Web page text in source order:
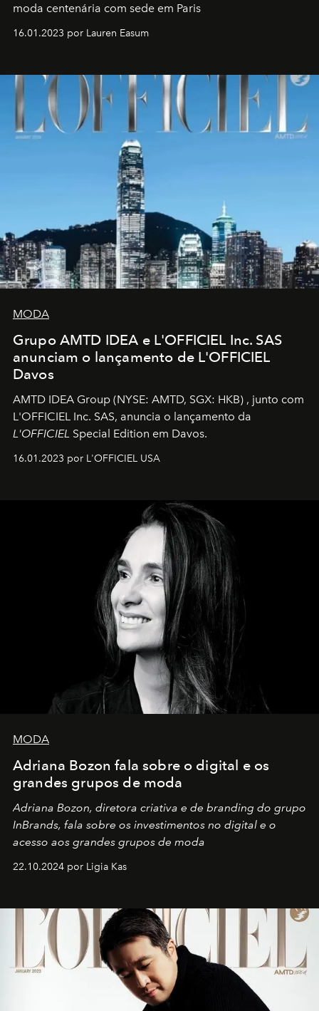
moda centenária com sede em Paris
16.01.2023 por Lauren Easum
MODA
Grupo AMTD IDEA e L'OFFICIEL Inc. SAS
anunciam o lançamento de L'OFFICIEL
Davos
AMTD IDEA Group (NYSE: AMTD, SGX: HKB) , junto com
L'OFFICIEL Inc. SAS, anuncia o lançamento da
L'OFFICIEL Special Edition em Davos.
16.01.2023 por L'OFFICIEL USA
MODA
Adriana Bozon fala sobre o digital e os
grandes grupos de moda
Adriana Bozon, diretora criativa e de branding do grupo
InBrands, fala sobre os investimentos no digital e o
acesso aos grandes grupos de moda
22.10.2024 por Ligia Kas